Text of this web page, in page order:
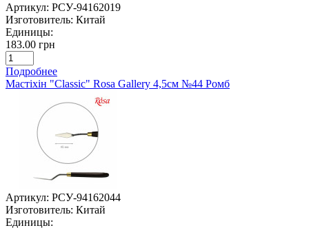
Артикул: РСУ-94162019
Изготовитель: Китай
Единицы:
183.00 грн
Подробнее
Мастіхін "Classic" Rosa Gallery 4,5см №44 Ромб
Артикул: РСУ-94162044
Изготовитель: Китай
Единицы: